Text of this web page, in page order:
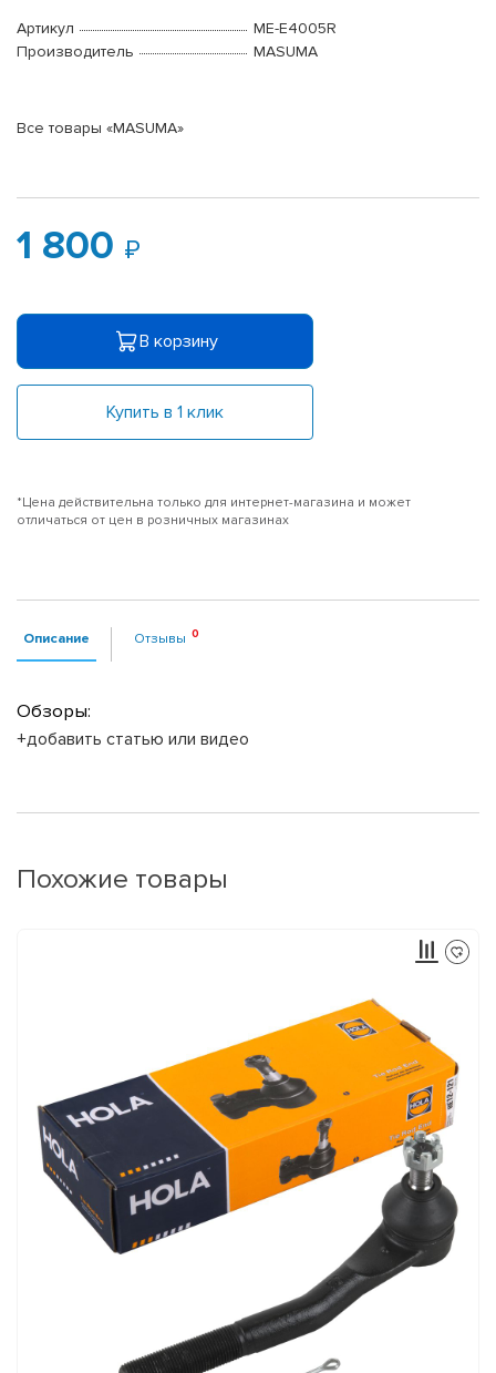
Артикул
ME-E4005R
Производитель
MASUMA
Все товары «MASUMA»
1 800
В корзину
Купить в 1 клик
*Цена действительна только для интернет-магазина и может
отличаться от цен в розничных магазинах
Описание Отзывы
Обзоры:
+добавить статью или видео
Похожие товары